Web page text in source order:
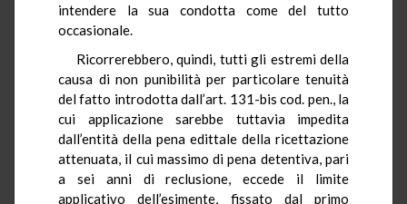
intendere la sua condotta come del tutto
occasionale.
Ricorrerebbero, quindi, tutti gli estremi della
causa di non punibilità per particolare tenuità
del fatto introdotta dall’art. 131-bis cod. pen., la
cui applicazione sarebbe tuttavia impedita
dall’entità della pena edittale della ricettazione
attenuata, il cui massimo di pena detentiva, pari
a sei anni di reclusione, eccede il limite
applicativo dell’esimente, fissato dal primo